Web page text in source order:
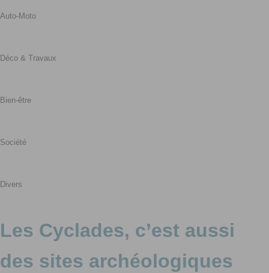
Auto-Moto
Déco & Travaux
Bien-être
Société
Divers
Les Cyclades, c’est aussi
des sites archéologiques